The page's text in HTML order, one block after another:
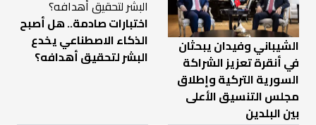
الشيباني وفيدان يبحثان
في أنقرة تعزيز الشراكة
السورية التركية وإطلاق
مجلس التنسيق الأعلى
بين البلدين
اختبارات صادمة.. هل أصبح
الذكاء الاصطناعي يخدع
البشر لتحقيق أهدافه؟